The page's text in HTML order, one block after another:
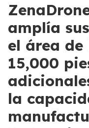
amplía
el área de
15,000
la